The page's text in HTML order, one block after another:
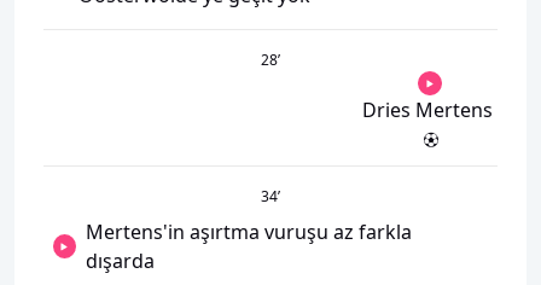
28’
Dries Mertens
34’
Mertens'in aşırtma vuruşu az farkla
dışarda